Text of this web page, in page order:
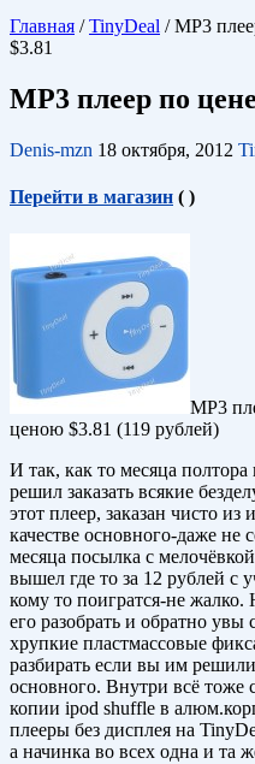
Главная / TinyDeal / MP3
$3.81
MP3 плеер по
Denis-mzn 18 октября, 2012
Перейти в магазин ( )
MP3
ценою $3.81 (119 рублей)
И так, как то месяца
решил заказать всякие
этот плеер, заказан чисто из
качестве основного-даже не
месяца посылка с
вышел где то за 12 рублей с
кому то поигратся-не
его разобрать и обратно увы
хрупкие пластмассовые
разбирать если вы им решили
основного. Внутри всё тоже
копии ipod shuffle в
плееры без дисплея на
а начинка во всех одна и та